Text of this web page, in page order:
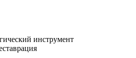
инструмент